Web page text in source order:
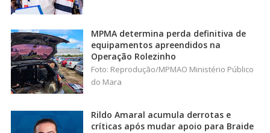
MPMA determina perda definitiva de
equipamentos apreendidos na
Operação Rolezinho
Foto: Reprodução/MPMAO Ministério Público
do Mara
Rildo Amaral acumula derrotas e
críticas após mudar apoio para Braide